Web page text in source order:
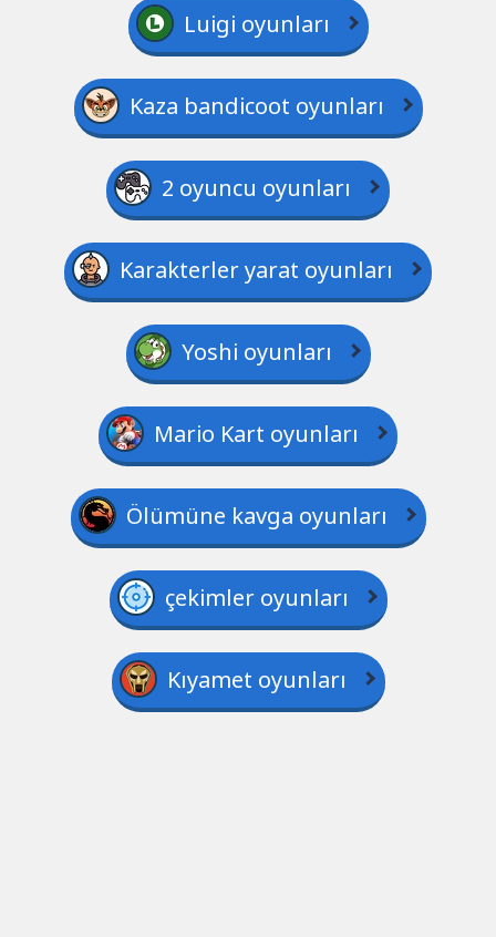
Luigi oyunları
Kaza bandicoot oyunları
2 oyuncu oyunları
Karakterler yarat oyunları
Yoshi oyunları
Mario Kart oyunları
Ölümüne kavga oyunları
çekimler oyunları
Kıyamet oyunları